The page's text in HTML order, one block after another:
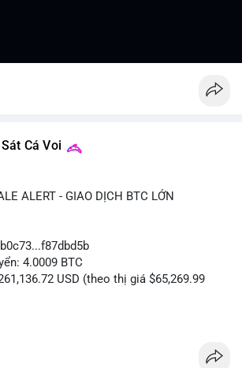
Cá Voi
ALERT - GIAO DỊCH BTC LỚN
4.0009 BTC
USD (theo thị giá $65,269.99
tương đương hơn 261 nghìn USD,